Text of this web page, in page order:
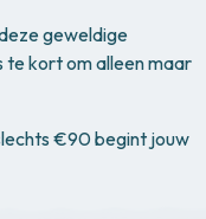
geweldige
te kort om alleen maar
€90 begint jouw